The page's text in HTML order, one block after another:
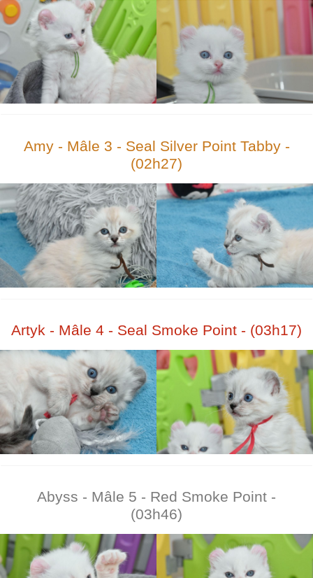
Amy - Mâle 3 - Seal Silver Point Tabby -
(02h27)
Artyk - Mâle 4 - Seal Smoke Point - (03h17)
Abyss - Mâle 5 - Red Smoke Point -
(03h46)